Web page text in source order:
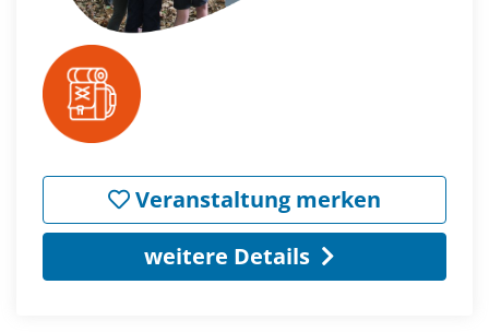
Veranstaltung merken
weitere Details